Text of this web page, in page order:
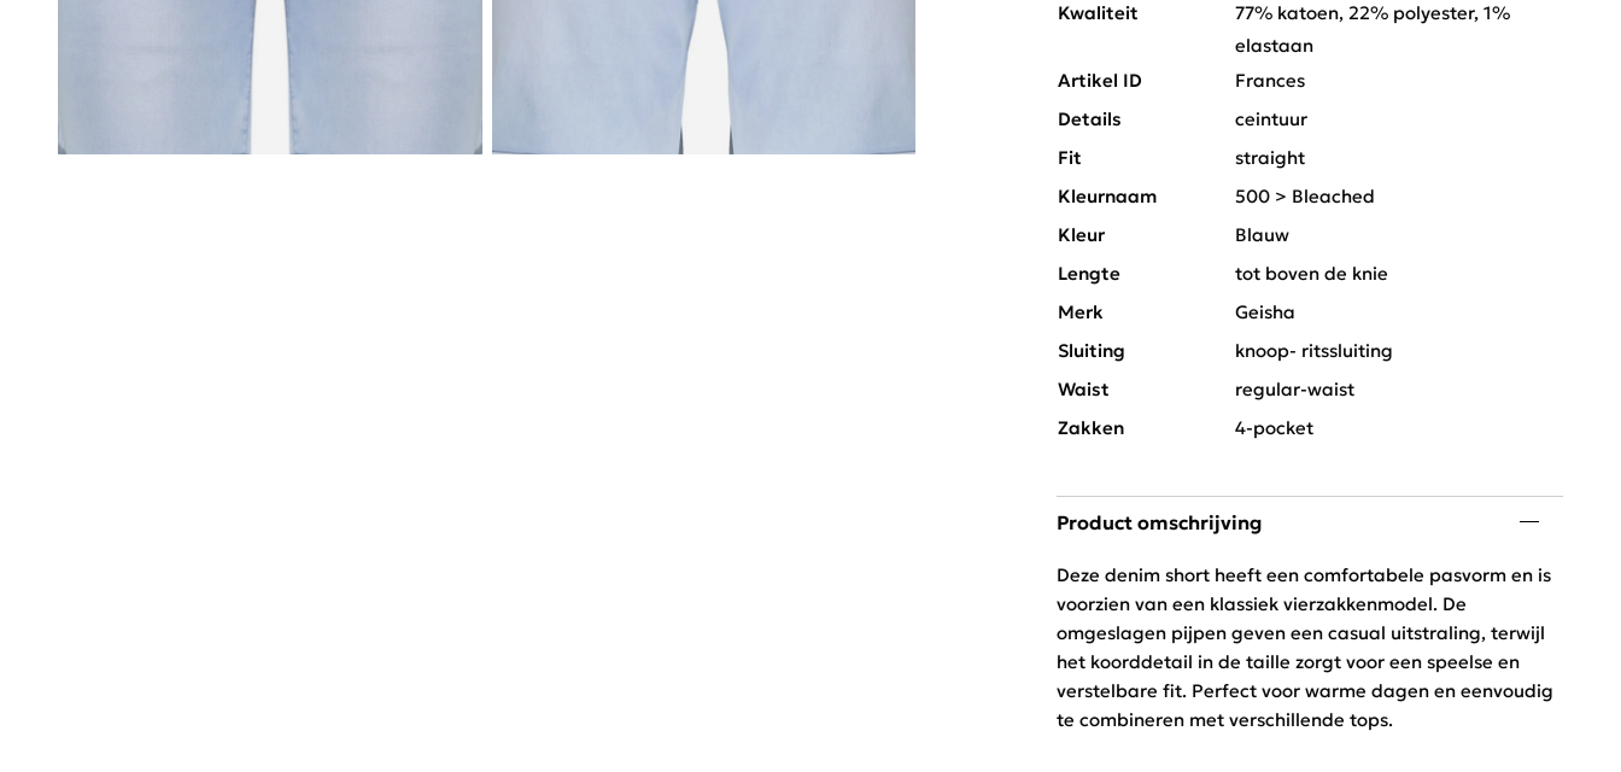
Kwaliteit
77% katoen, 22% polyester, 1%
elastaan
Artikel ID
Frances
Details
ceintuur
Fit
straight
Kleurnaam
500 > Bleached
Kleur
Blauw
Lengte
tot boven de knie
Merk
Geisha
Sluiting
knoop- ritssluiting
Waist
regular-waist
Zakken
4-pocket
Product omschrijving
Deze denim short heeft een comfortabele pasvorm en is
voorzien van een klassiek vierzakkenmodel. De
omgeslagen pijpen geven een casual uitstraling, terwijl
het koorddetail in de taille zorgt voor een speelse en
verstelbare fit. Perfect voor warme dagen en eenvoudig
te combineren met verschillende tops.